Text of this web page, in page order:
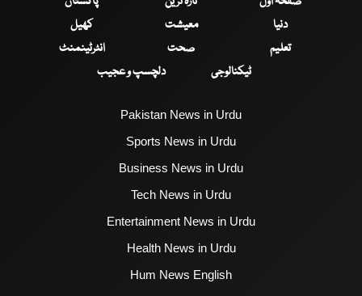
دنیا
معیشت
کھیل
تعلیم
صحت
انٹرٹینمنٹ
ٹیکنالوجی
دلچسپ و عجیب
Pakistan News in Urdu
Sports News in Urdu
Business News in Urdu
Tech News in Urdu
Entertainment News in Urdu
Health News in Urdu
Hum News English